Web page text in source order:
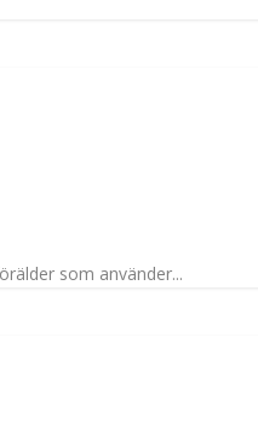
som använder...